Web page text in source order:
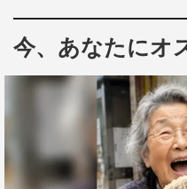
今、あなたにオ